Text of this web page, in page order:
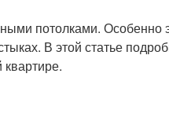
потолками. Особенно
В этой статье